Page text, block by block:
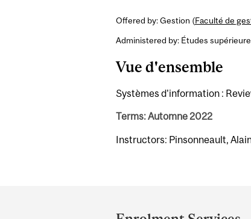
Offered by: Gestion (Faculté de
Administered by: Études
Vue d'ensemble
Systèmes d'information :
Terms: Automne 2022
Instructors: Pinsonneault,
and